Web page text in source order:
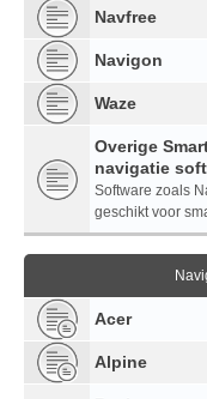
Navfree
Navigon
Waze
Overige
navigatie
Software zoals
geschikt voor
Acer
Alpine